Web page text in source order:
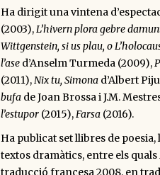
Ha dirigit una vintena
(2003),L’hivern plora gebre
Wittgenstein, si us plau, o
l’ase d’Anselm Turmeda (2009),
(2011),Nix tu, Simona d’Albert
bufa de Joan Brossa i J.M.
l’estupor (2015),Farsa (2016).
Ha publicat set llibres de poesia,
textos dramàtics, entre els quals
traducció francesa 2008, en